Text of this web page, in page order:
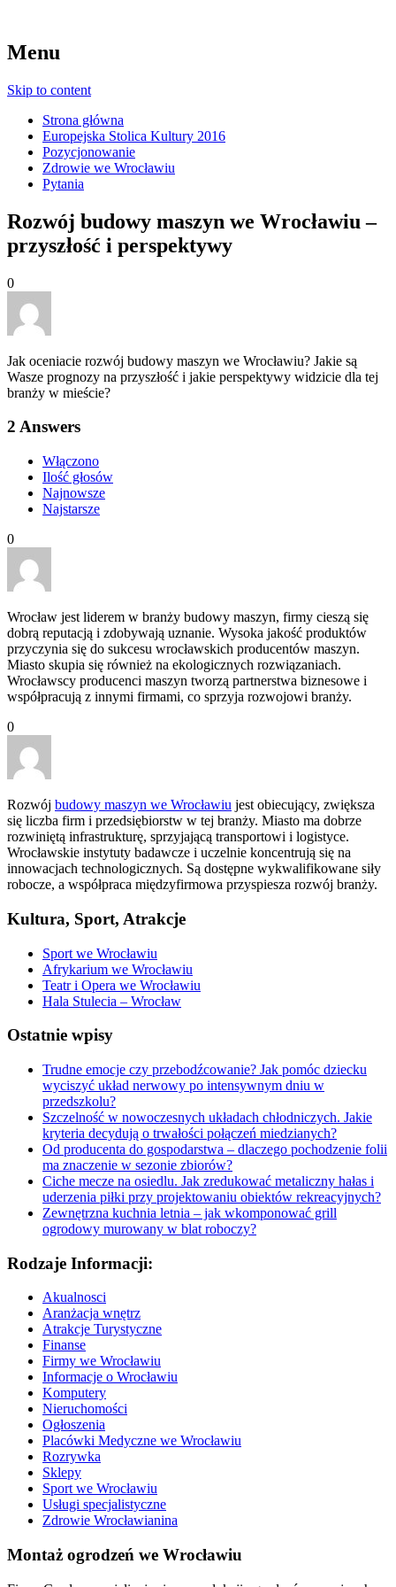
Menu
Skip to content
Strona główna
Europejska Stolica Kultury 2016
Pozycjonowanie
Zdrowie we Wrocławiu
Pytania
Rozwój budowy maszyn we Wrocławiu –
przyszłość i perspektywy
0
Jak oceniacie rozwój budowy maszyn we Wrocławiu? Jakie są
Wasze prognozy na przyszłość i jakie perspektywy widzicie dla tej
branży w mieście?
2 Answers
Włączono
Ilość głosów
Najnowsze
Najstarsze
0
Wrocław jest liderem w branży budowy maszyn, firmy cieszą się
dobrą reputacją i zdobywają uznanie. Wysoka jakość produktów
przyczynia się do sukcesu wrocławskich producentów maszyn.
Miasto skupia się również na ekologicznych rozwiązaniach.
Wrocławscy producenci maszyn tworzą partnerstwa biznesowe i
współpracują z innymi firmami, co sprzyja rozwojowi branży.
0
Rozwój budowy maszyn we Wrocławiu jest obiecujący, zwiększa
się liczba firm i przedsiębiorstw w tej branży. Miasto ma dobrze
rozwiniętą infrastrukturę, sprzyjającą transportowi i logistyce.
Wrocławskie instytuty badawcze i uczelnie koncentrują się na
innowacjach technologicznych. Są dostępne wykwalifikowane siły
robocze, a współpraca międzyfirmowa przyspiesza rozwój branży.
Kultura, Sport, Atrakcje
Sport we Wrocławiu
Afrykarium we Wrocławiu
Teatr i Opera we Wrocławiu
Hala Stulecia – Wrocław
Ostatnie wpisy
Trudne emocje czy przebodźcowanie? Jak pomóc dziecku
wyciszyć układ nerwowy po intensywnym dniu w
przedszkolu?
Szczelność w nowoczesnych układach chłodniczych. Jakie
kryteria decydują o trwałości połączeń miedzianych?
Od producenta do gospodarstwa – dlaczego pochodzenie folii
ma znaczenie w sezonie zbiorów?
Ciche mecze na osiedlu. Jak zredukować metaliczny hałas i
uderzenia piłki przy projektowaniu obiektów rekreacyjnych?
Zewnętrzna kuchnia letnia – jak wkomponować grill
ogrodowy murowany w blat roboczy?
Rodzaje Informacji:
Akualnosci
Aranżacja wnętrz
Atrakcje Turystyczne
Finanse
Firmy we Wrocławiu
Informacje o Wrocławiu
Komputery
Nieruchomości
Ogłoszenia
Placówki Medyczne we Wrocławiu
Rozrywka
Sklepy
Sport we Wrocławiu
Usługi specjalistyczne
Zdrowie Wrocławianina
Montaż ogrodzeń we Wrocławiu